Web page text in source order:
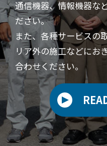
通信機器、情報機器な
ださい。
また、各種サービスの
リア外の施工などにお
合わせください。